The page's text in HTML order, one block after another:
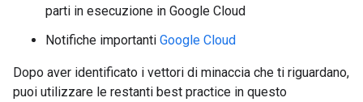
parti in esecuzione in Google Cloud
Notifiche importanti Google Cloud
Dopo aver identificato i vettori di minaccia che ti riguardano,
puoi utilizzare le restanti best practice in questo